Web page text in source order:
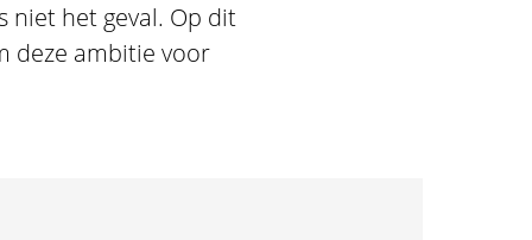
niet het geval. Op dit
deze ambitie voor